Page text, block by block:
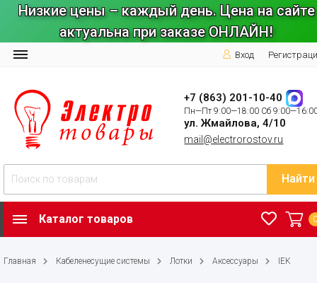
Низкие цены – каждый день. Цена на сайте
актуальна при заказе ОНЛАЙН!
Вход
+7 (863) 201-10-40
Пн—Пт 9:00—18:00 Сб
ул. Жмайлова, 4/10
mail@electrorostov.ru
Найти
Каталог товаров
Главная Кабеленесущие системы Лотки Аксессуары IEK